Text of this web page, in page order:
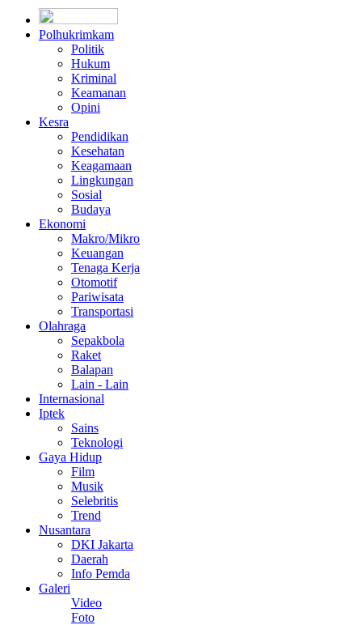
Polhukrimkam
Politik
Hukum
Kriminal
Keamanan
Opini
Kesra
Pendidikan
Kesehatan
Keagamaan
Lingkungan
Sosial
Budaya
Ekonomi
Makro/Mikro
Keuangan
Tenaga Kerja
Otomotif
Pariwisata
Transportasi
Olahraga
Sepakbola
Raket
Balapan
Lain - Lain
Internasional
Iptek
Sains
Teknologi
Gaya Hidup
Film
Musik
Selebritis
Trend
Nusantara
DKI Jakarta
Daerah
Info Pemda
Galeri
Video
Foto